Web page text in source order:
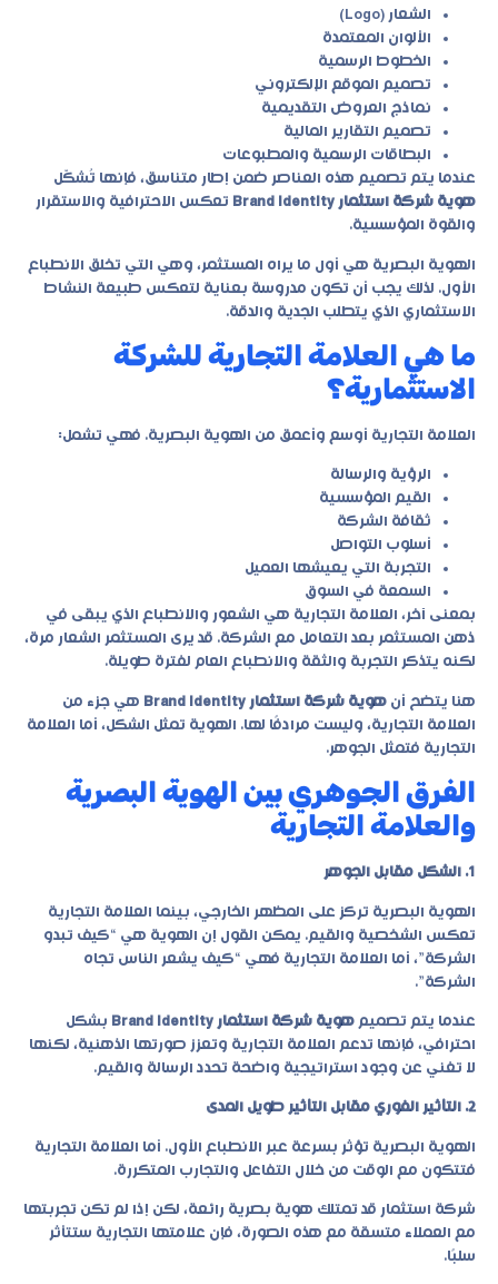
الشعار (Logo)
الألوان المعتمدة
الخطوط الرسمية
تصميم الموقع الإلكتروني
نماذج العروض التقديمية
تصميم التقارير المالية
البطاقات الرسمية والمطبوعات
عندما يتم تصميم هذه العناصر ضمن إطار متناسق، فإنها تُشكّل
هوية شركة استثمار Brand Identity
تعكس الاحترافية والاستقرار
والقوة المؤسسية.
الهوية البصرية هي أول ما يراه المستثمر، وهي التي تخلق الانطباع
الأول. لذلك يجب أن تكون مدروسة بعناية لتعكس طبيعة النشاط
الاستثماري الذي يتطلب الجدية والدقة.
ما هي العلامة التجارية للشركة
الاستثمارية؟
العلامة التجارية أوسع وأعمق من الهوية البصرية. فهي تشمل:
الرؤية والرسالة
القيم المؤسسية
ثقافة الشركة
أسلوب التواصل
التجربة التي يعيشها العميل
السمعة في السوق
بمعنى آخر، العلامة التجارية هي الشعور والانطباع الذي يبقى في
ذهن المستثمر بعد التعامل مع الشركة. قد يرى المستثمر الشعار مرة،
لكنه يتذكر التجربة والثقة والانطباع العام لفترة طويلة.
هنا يتضح أن هوية شركة استثمار Brand Identity
هي جزء من
العلامة التجارية، وليست مرادفًا لها. الهوية تمثل الشكل، أما العلامة
التجارية فتمثل الجوهر.
الفرق الجوهري بين الهوية البصرية
والعلامة التجارية
1. الشكل مقابل الجوهر
الهوية البصرية تركز على المظهر الخارجي، بينما العلامة التجارية
تعكس الشخصية والقيم. يمكن القول إن الهوية هي “كيف تبدو
الشركة”، أما العلامة التجارية فهي “كيف يشعر الناس تجاه
الشركة”.
عندما يتم تصميم هوية شركة استثمار Brand Identity
بشكل
احترافي، فإنها تدعم العلامة التجارية وتعزز صورتها الذهنية، لكنها
لا تغني عن وجود استراتيجية واضحة تحدد الرسالة والقيم.
2. التأثير الفوري مقابل التأثير طويل المدى
الهوية البصرية تؤثر بسرعة عبر الانطباع الأول. أما العلامة التجارية
فتتكون مع الوقت من خلال التفاعل والتجارب المتكررة.
شركة استثمار قد تمتلك هوية بصرية رائعة، لكن إذا لم تكن تجربتها
مع العملاء متسقة مع هذه الصورة، فإن علامتها التجارية ستتأثر
سلبًا.